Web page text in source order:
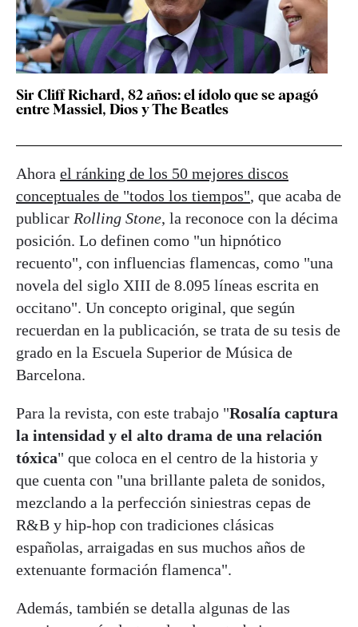
Sir Cliff Richard, 82 años: el ídolo que se apagó
entre Massiel, Dios y The Beatles
Ahora el ránking de los 50 mejores discos
conceptuales de "todos los tiempos", que acaba de
publicar Rolling Stone, la reconoce con la décima
posición. Lo definen como "un hipnótico
recuento", con influencias flamencas, como "una
novela del siglo XIII de 8.095 líneas escrita en
occitano". Un concepto original, que según
recuerdan en la publicación, se trata de su tesis de
grado en la Escuela Superior de Música de
Barcelona.
Para la revista, con este trabajo "Rosalía captura
la intensidad y el alto drama de una relación
tóxica" que coloca en el centro de la historia y
que cuenta con "una brillante paleta de sonidos,
mezclando a la perfección siniestras cepas de
R&B y hip-hop con tradiciones clásicas
españolas, arraigadas en sus muchos años de
extenuante formación flamenca".
Además, también se detalla algunas de las